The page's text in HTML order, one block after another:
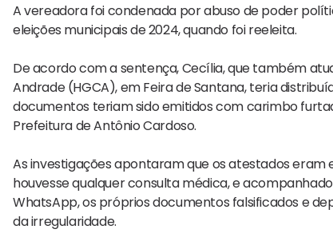
A vereadora foi condenada por abuso de poder
eleições municipais de 2024, quando foi reeleita.
De acordo com a sentença, Cecília, que também
Andrade (HGCA), em Feira de Santana, teria
documentos teriam sido emitidos com carimbo
Prefeitura de Antônio Cardoso.
As investigações apontaram que os atestados
houvesse qualquer consulta médica, e
WhatsApp, os próprios documentos falsificados e
da irregularidade.